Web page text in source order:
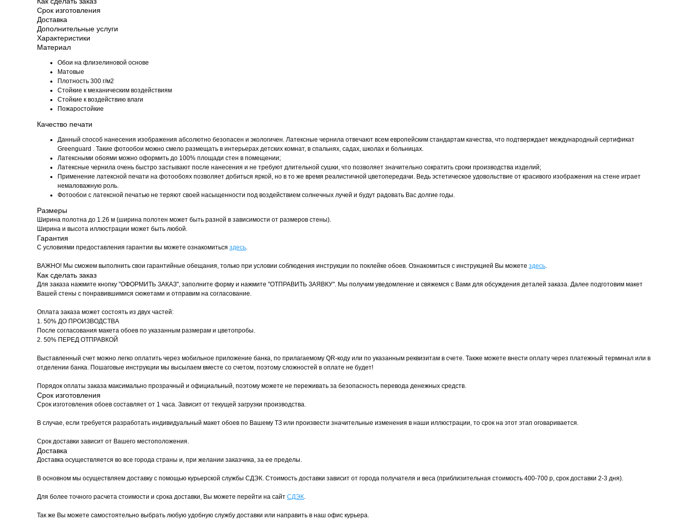
Срок изготовления
Доставка
Дополнительные услуги
Характеристики
Материал
Обои на флизелиновой основе
Матовые
Плотность 300 г/м2
Стойкие к механическим воздействиям
Cтойкие к воздействию влаги
Пожаростойкие
Качество печати
Данный способ нанесения изображения абсолютно безопасен и экологичен. Латексные чернила отвечают всем европейским стандартам качества, что подтверждает международный сертификат
Greenguard . Такие фотообои можно смело размещать в интерьерах детских комнат, в спальнях, садах, школах и больницах.
Латексными обоями можно оформить до 100% площади стен в помещении;
Латексные чернила очень быстро застывают после нанесения и не требуют длительной сушки, что позволяет значительно сократить сроки производства изделий;
Применение латексной печати на фотообоях позволяет добиться яркой, но в то же время реалистичной цветопередачи. Ведь эстетическое удовольствие от красивого изображения на стене играет
немаловажную роль.
Фотообои с латексной печатью не теряют своей насыщенности под воздействием солнечных лучей и будут радовать Вас долгие годы.
Размеры
Ширина полотна до 1.26 м (ширина полотен может быть разной в зависимости от размеров стены).
Ширина и высота иллюстрации может быть любой.
Гарантия
С условиями предоставления гарантии вы можете ознакомиться здесь.
ВАЖНО! Мы сможем выполнить свои гарантийные обещания, только при условии соблюдения инструкции по поклейке обоев. Ознакомиться с инструкцией Вы можете здесь.
Как сделать заказ
Для заказа нажмите кнопку "ОФОРМИТЬ ЗАКАЗ", заполните форму и нажмите "ОТПРАВИТЬ ЗАЯВКУ". Мы получим уведомление и свяжемся с Вами для обсуждения деталей заказа. Далее подготовим макет
Вашей стены с понравившимися сюжетами и отправим на согласование.
Оплата заказа может состоять из двух частей:
1. 50% ДО ПРОИЗВОДСТВА
После согласования макета обоев по указанным размерам и цветопробы.
2. 50% ПЕРЕД ОТПРАВКОЙ
Выставленный счет можно легко оплатить через мобильное приложение банка, по прилагаемому QR-коду или по указанным реквизитам в счете. Также можете внести оплату через платежный терминал или в
отделении банка. Пошаговые инструкции мы высылаем вместе со счетом, поэтому сложностей в оплате не будет!
Порядок оплаты заказа максимально прозрачный и официальный, поэтому можете не переживать за безопасность перевода денежных средств.
Срок изготовления
Срок изготовления обоев составляет от 1 часа. Зависит от текущей загрузки производства.
В случае, если требуется разработать индивидуальный макет обоев по Вашему ТЗ или произвести значительные изменения в наши иллюстрации, то срок на этот этап оговаривается.
Срок доставки зависит от Вашего местоположения.
Доставка
Доставка осуществляется во все города страны и, при желании заказчика, за ее пределы.
В основном мы осуществляем доставку с помощью курьерской службы СДЭК. Стоимость доставки зависит от города получателя и веса (приблизительная стоимость 400-700 р, срок доставки 2-3 дня).
Для более точного расчета стоимости и срока доставки, Вы можете перейти на сайт СДЭК.
Так же Вы можете самостоятельно выбрать любую удобную службу доставки или направить в наш офис курьера.